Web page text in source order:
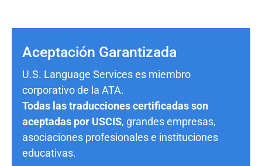
Aceptación Garantizada
U.S. Language Services es miembro
corporativo de la ATA.
Todas las traducciones certificadas son
aceptadas por USCIS, grandes empresas,
asociaciones profesionales e instituciones
educativas.